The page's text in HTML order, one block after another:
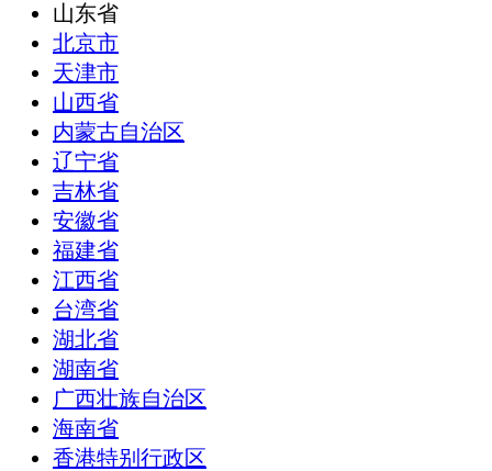
山东省
北京市
天津市
山西省
内蒙古自治区
辽宁省
吉林省
安徽省
福建省
江西省
台湾省
湖北省
湖南省
广西壮族自治区
海南省
香港特别行政区